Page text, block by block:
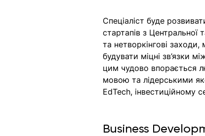
Спеціаліст буде
стартапів з Центральної
та нетворкінгові
будувати міцні зв’язки
цим чудово впорається
мовою та лідерськими
EdTech, інвестиційному
Business